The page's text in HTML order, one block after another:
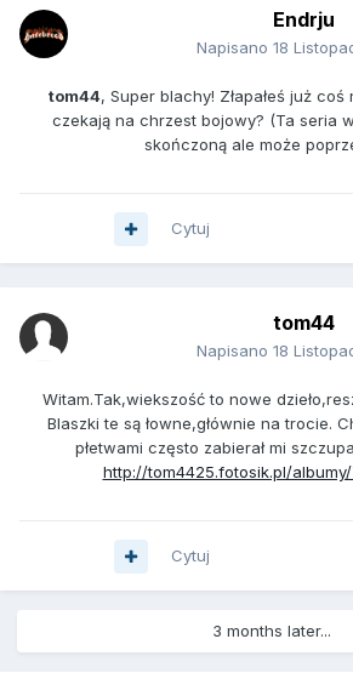
Endrju
Napisano 18
tom44, Super blachy! Złapałeś już
czekają na chrzest bojowy? (Ta seria
skończoną ale może
Cytuj
tom44
Napisano 18
Witam.Tak,wiekszość to nowe
Blaszki te są łowne,głównie na trocie.
płetwami często zabierał mi
http://tom4425.fotosik.pl/albumy/
Cytuj
3 months later...